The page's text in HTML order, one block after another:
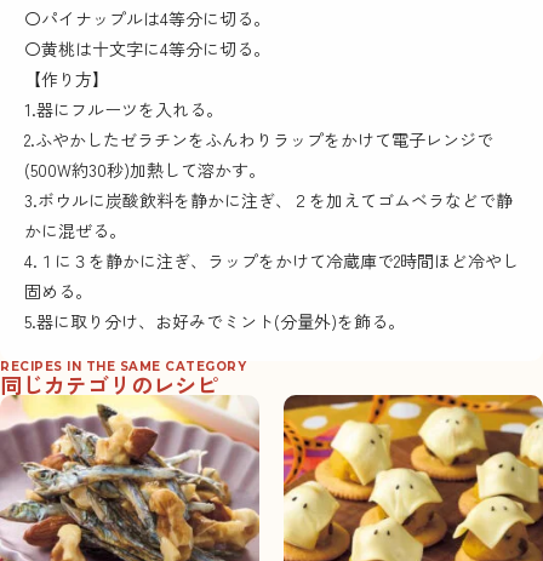
〇パイナップルは4等分に切る。
〇黄桃は十文字に4等分に切る。
【作り方】
1.器にフルーツを入れる。
2.ふやかしたゼラチンをふんわりラップをかけて電子レンジで
(500W約30秒)加熱して溶かす。
3.ボウルに炭酸飲料を静かに注ぎ、２を加えてゴムベラなどで静
かに混ぜる。
4.１に３を静かに注ぎ、ラップをかけて冷蔵庫で2時間ほど冷やし
固める。
5.器に取り分け、お好みでミント(分量外)を飾る。
RECIPES IN THE SAME CATEGORY
同じカテゴリのレシピ